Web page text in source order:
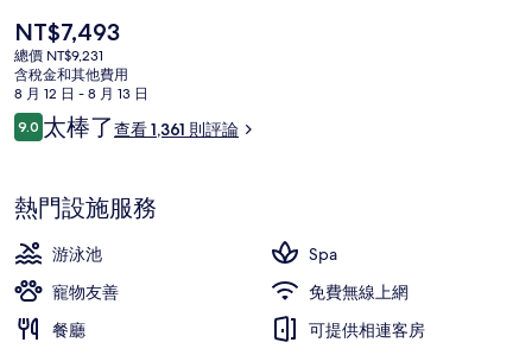
目
前
的
價
格
是
NT$7,493
總價 NT$9,231
含稅金和其他費用
8 月 12 日 - 8 月 13 日
評
論
9.09.0 分，滿分 10 分，
太棒了查看 1,361 則評論
熱門設施服務
游泳池
Spa
寵物友善
免費無線上網
餐廳
可提供相連客房